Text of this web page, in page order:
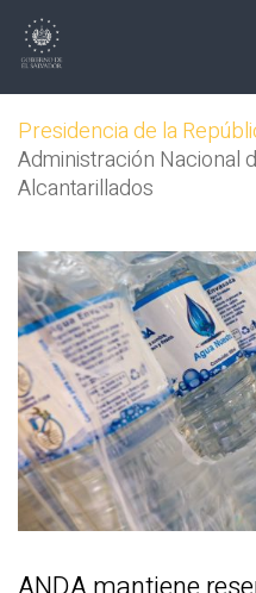
Presidencia de la
Administración Nacional
Alcantarillados